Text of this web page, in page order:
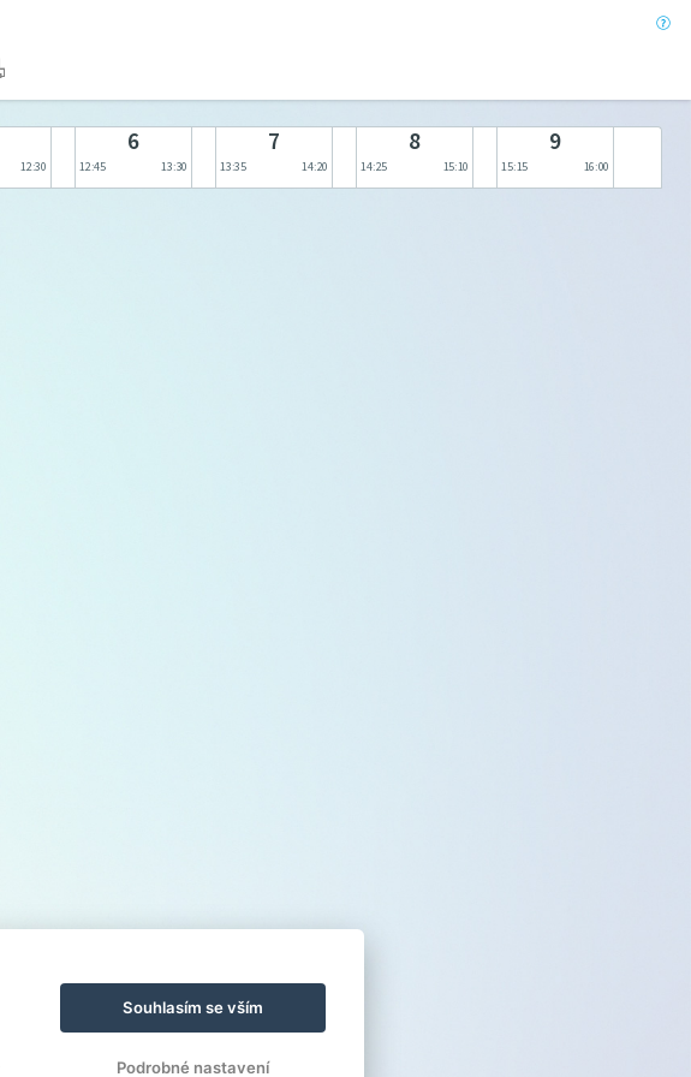
12:30
6
12:45 13:30
7
13:35 14:20
8
14:25 15:10
9
15:15 16:00
Souhlasím se vším
Podrobné nastavení